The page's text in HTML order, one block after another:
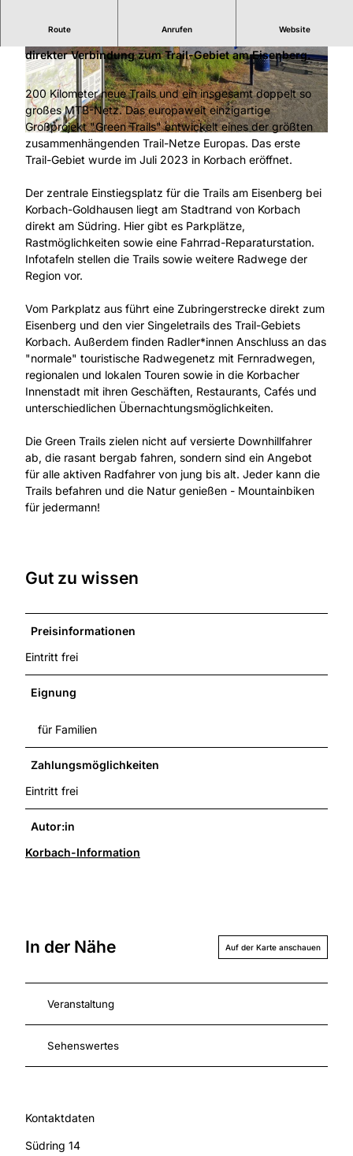
© Stadt Korbach | CC-BY-SA
© Stadt Korbach |CC-BY-SA © Stadt Korbach |CC-BY-SA
Route Anrufen Website
direkter Verbindung zum Trail-Gebiet am Eisenberg.
200 Kilometer neue Trails und ein insgesamt doppelt so
großes MTB-Netz. Das europaweit einzigartige
Großprojekt "Green Trails" entwickelt eines der größten
zusammenhängenden Trail-Netze Europas. Das erste
Trail-Gebiet wurde im Juli 2023 in Korbach eröffnet.
Der zentrale Einstiegsplatz für die Trails am Eisenberg bei
Korbach-Goldhausen liegt am Stadtrand von Korbach
direkt am Südring. Hier gibt es Parkplätze,
Rastmöglichkeiten sowie eine Fahrrad-Reparaturstation.
Infotafeln stellen die Trails sowie weitere Radwege der
Region vor.
Vom Parkplatz aus führt eine Zubringerstrecke direkt zum
Eisenberg und den vier Singeletrails des Trail-Gebiets
Korbach. Außerdem finden Radler*innen Anschluss an das
"normale" touristische Radwegenetz mit Fernradwegen,
regionalen und lokalen Touren sowie in die Korbacher
Innenstadt mit ihren Geschäften, Restaurants, Cafés und
unterschiedlichen Übernachtungsmöglichkeiten.
Die Green Trails zielen nicht auf versierte Downhillfahrer
ab, die rasant bergab fahren, sondern sind ein Angebot
für alle aktiven Radfahrer von jung bis alt. Jeder kann die
Trails befahren und die Natur genießen - Mountainbiken
für jedermann!
Gut zu wissen
Preisinformationen
Eintritt frei
Eignung
für Familien
Zahlungsmöglichkeiten
Eintritt frei
Autor:in
Korbach-Information
In der Nähe Auf der Karte anschauen
Veranstaltung
Sehenswertes
Kontaktdaten
Südring 14